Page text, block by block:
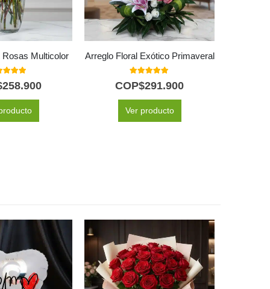
Rosas Multicolor
258.900
Arreglo Floral Exótico Primaveral
5.00
COP$291.900
Ver producto